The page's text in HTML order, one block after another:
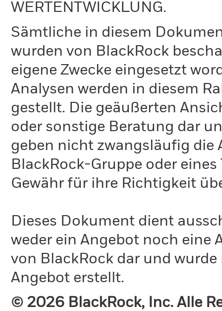
WERTENTWICKLUNG.
Sämtliche in diesem
wurden von BlackRock
eigene Zwecke eingesetzt
Analysen werden in diesem
gestellt. Die geäußerten
oder sonstige Beratung dar
geben nicht zwangsläufig die
BlackRock-Gruppe oder
Gewähr für ihre Richtigkeit
Dieses Dokument dient
weder ein Angebot noch eine
von BlackRock dar und
Angebot erstellt.
© 2026 BlackRock, Inc. Alle